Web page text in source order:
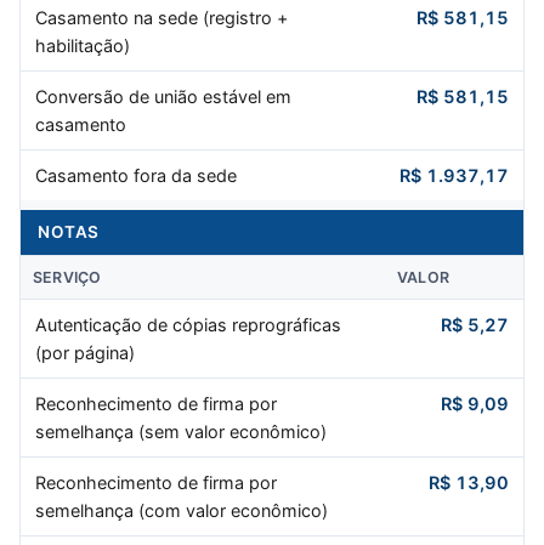
Casamento na sede (registro +
habilitação)
R$ 581,15
Conversão de união estável em
casamento
R$ 581,15
Casamento fora da sede R$ 1.937,17
NOTAS
SERVIÇO VALOR
Autenticação de cópias reprográficas
(por página)
R$ 5,27
Reconhecimento de firma por
semelhança (sem valor econômico)
R$ 9,09
Reconhecimento de firma por
semelhança (com valor econômico)
R$ 13,90